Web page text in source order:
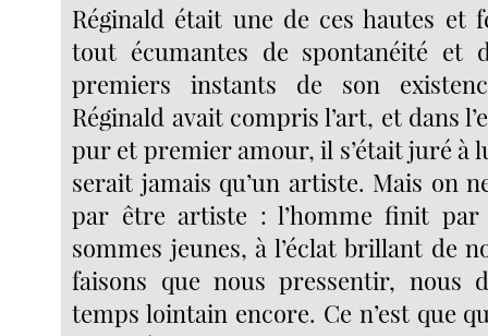
Réginald était une de ces hautes et
tout écumantes de spontanéité et
premiers instants de son
Réginald avait compris l’art, et dans
pur et premier amour, il s’était juré à
serait jamais qu’un artiste. Mais on
par être artiste : l’homme finit par
sommes jeunes, à l’éclat brillant de
faisons que nous pressentir, nous
temps lointain encore. Ce n’est que